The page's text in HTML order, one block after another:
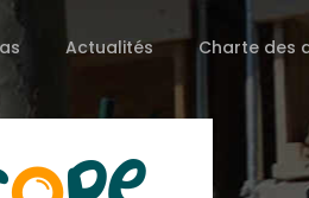
Actualités Charte des